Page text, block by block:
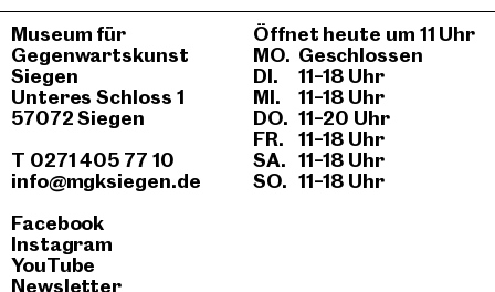
Museum für
Gegenwartskunst
Siegen
Unteres Schloss 1
57072 Siegen
T 0271 405 77 10
info@mgksiegen.de
Facebook
Instagram
YouTube
Newsletter
Öffnet heute um 11 Uhr
MO. Geschlossen
DI.
11–18 Uhr
MI.
11–18 Uhr
DO. 11–20 Uhr
FR.
11–18 Uhr
SA. 11–18 Uhr
SO. 11–18 Uhr